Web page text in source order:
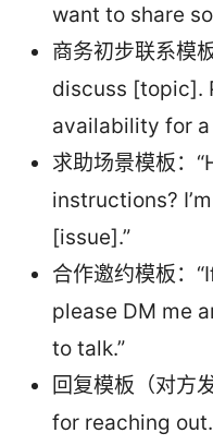
want to share
商务初步联系模
discuss [topic].
availability for a
求助场景模板：
instructions?
[issue].”
合作邀约模板：
please DM me
to talk.”
回复模板（对方
for reaching